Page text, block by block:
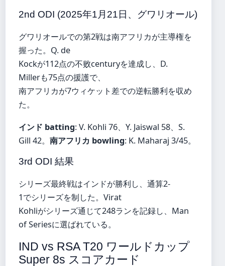
2nd ODI (2025年1月21日、グワリオール)
グワリオールでの第2戦は南アフリカが主導権を
握った。Q. de
Kockが112点の不败centuryを達成し、D.
Millerも75点の援護で、
南アフリカが7ウィケット差での逆転勝利を収め
た。
インド batting: V. Kohli 76、Y. Jaiswal 58、S.
Gill 42。 南アフリカ bowling: K. Maharaj 3/45。
3rd ODI 結果
シリーズ最終戦はインドが勝利し、通算2-
1でシリーズを制した。Virat
Kohliがシリーズ通じて248ランを記録し、Man
of Seriesに選ばれている。
IND vs RSA T20 ワールドカップ
Super 8s スコアカード